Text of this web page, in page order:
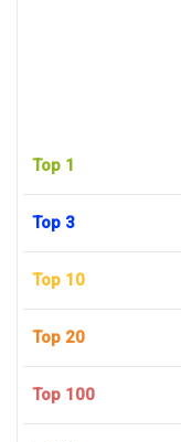
Top 1
Top 3
Top 10
Top 20
Top 100